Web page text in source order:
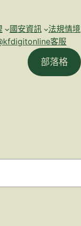
國安資訊 法規情境
客服
部落格